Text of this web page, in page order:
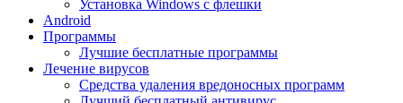
Установка Windows с флешки
Android
Программы
Лучшие бесплатные программы
Лечение вирусов
Средства удаления вредоносных программ